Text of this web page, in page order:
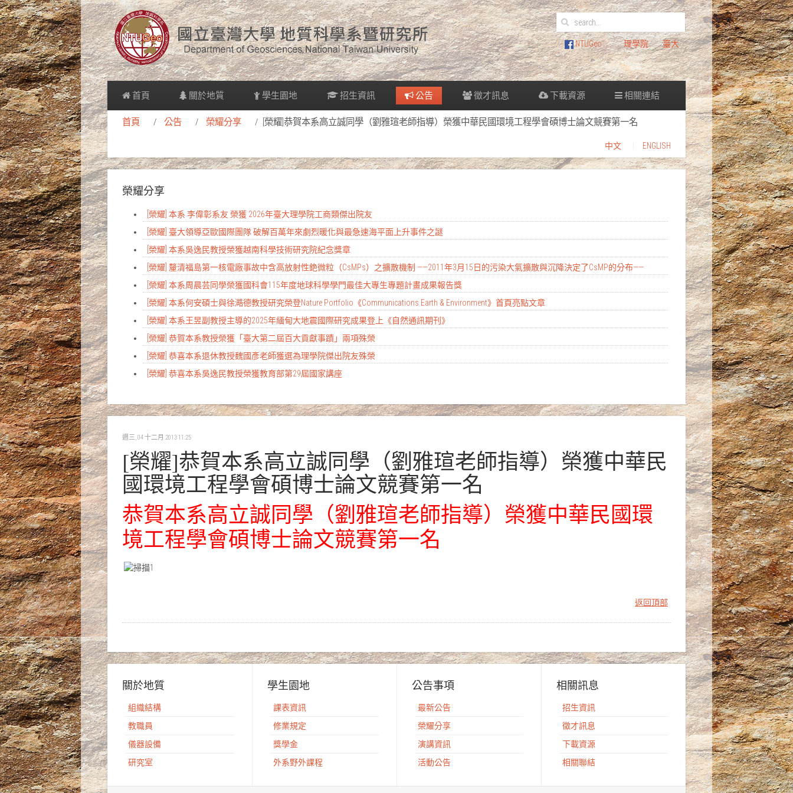
NTUGeo 理學院 臺大
首頁 關於地質 學生園地 招生資訊 公告 徵才訊息 下載資源 相關連結
首頁 公告 榮耀分享 [榮耀]恭賀本系高立誠同學（劉雅瑄老師指導）榮獲中華民國環境工程學會碩博士論文競賽第一名
中文 ENGLISH
榮耀分享
[榮耀] 本系 李偉彰系友 榮獲 2026年臺大理學院工商類傑出院友
[榮耀] 臺大領導亞歐國際團隊 破解百萬年來劇烈暖化與最急速海平面上升事件之謎
[榮耀] 本系吳逸民教授榮獲越南科學技術研究院紀念獎章
[榮耀] 釐清福島第一核電廠事故中含高放射性銫微粒（CsMPs）之擴散機制 ——2011年3月15日的污染大氣擴散與沉降決定了CsMP的分布——
[榮耀] 本系周晨芸同學榮獲國科會115年度地球科學學門最佳大專生專題計畫成果報告獎
[榮耀] 本系何安碩士與徐澔德教授研究榮登Nature Portfolio《Communications Earth & Environment》首頁亮點文章
[榮耀] 本系王昱副教授主導的2025年緬甸大地震國際研究成果登上《自然通訊期刊》
[榮耀] 恭賀本系教授榮獲「臺大第二屆百大貢獻事蹟」兩項殊榮
[榮耀] 恭喜本系退休教授魏國彥老師獲選為理學院傑出院友殊榮
[榮耀] 恭喜本系吳逸民教授榮獲教育部第29屆國家講座
週三, 04 十二月 2013 11:25
[榮耀]恭賀本系高立誠同學（劉雅瑄老師指導）榮獲中華民
國環境工程學會碩博士論文競賽第一名
恭賀本系高立誠同學（劉雅瑄老師指導）榮獲中華民國環
境工程學會碩博士論文競賽第一名
返回頂部
關於地質
組織結構
教職員
儀器設備
研究室
學生園地
課表資訊
修業規定
獎學金
外系野外課程
公告事項
最新公告
榮耀分享
演講資訊
活動公告
相關訊息
招生資訊
徵才訊息
下載資源
相關聯結